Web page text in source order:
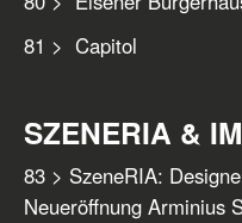
81 > Capitol
SZENERIA &
83 > SzeneRIA:
Neueröffnung Arminius